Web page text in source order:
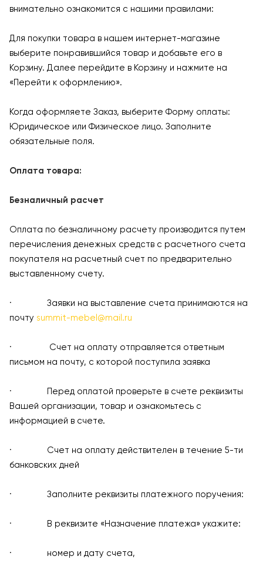
внимательно ознакомится с нашими правилами:
Для покупки товара в нашем интернет-магазине
выберите понравившийся товар и добавьте его в
Корзину. Далее перейдите в Корзину и нажмите на
«Перейти к оформлению».
Когда оформляете Заказ, выберите Форму оплаты:
Юридическое или Физическое лицо. Заполните
обязательные поля.
Оплата товара:
Безналичный расчет
Оплата по безналичному расчету производится путем
перечисления денежных средств с расчетного счета
покупателя на расчетный счет по предварительно
выставленному счету.
· Заявки на выставление счета принимаются на
почту summit-mebel@mail.ru
· Счет на оплату отправляется ответным
письмом на почту, с которой поступила заявка
· Перед оплатой проверьте в счете реквизиты
Вашей организации, товар и ознакомьтесь с
информацией в счете.
· Счет на оплату действителен в течение 5-ти
банковских дней
· Заполните реквизиты платежного поручения:
· В реквизите «Назначение платежа» укажите:
· номер и дату счета,